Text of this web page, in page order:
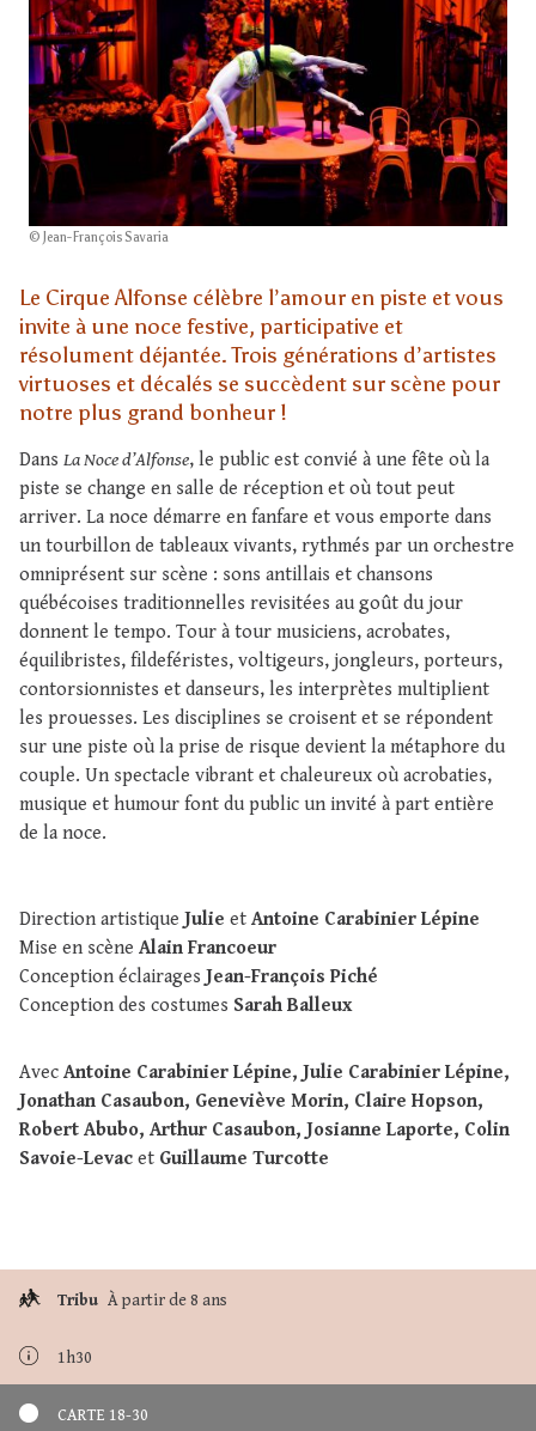
© Jean-François Savaria
Le Cirque Alfonse célèbre l’amour en piste et vous
invite à une noce festive, participative et
résolument déjantée. Trois générations d’artistes
virtuoses et décalés se succèdent sur scène pour
notre plus grand bonheur !
Dans La Noce d’Alfonse, le public est convié à une fête où la
piste se change en salle de réception et où tout peut
arriver. La noce démarre en fanfare et vous emporte dans
un tourbillon de tableaux vivants, rythmés par un orchestre
omniprésent sur scène : sons antillais et chansons
québécoises traditionnelles revisitées au goût du jour
donnent le tempo. Tour à tour musiciens, acrobates,
équilibristes, fildeféristes, voltigeurs, jongleurs, porteurs,
contorsionnistes et danseurs, les interprètes multiplient
les prouesses. Les disciplines se croisent et se répondent
sur une piste où la prise de risque devient la métaphore du
couple. Un spectacle vibrant et chaleureux où acrobaties,
musique et humour font du public un invité à part entière
de la noce.
Direction artistiqueJulie et Antoine Carabinier Lépine
Mise en scène Alain Francoeur
Conception éclairagesJean-François Piché
Conception des costumes Sarah Balleux
Avec Antoine Carabinier Lépine, Julie Carabinier Lépine,
Jonathan Casaubon, Geneviève Morin, Claire Hopson,
Robert Abubo, Arthur Casaubon, Josianne Laporte, Colin
Savoie-Levac et Guillaume Turcotte
Tribu À partir de 8 ans
1h30
CARTE 18-30